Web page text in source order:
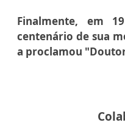
Finalmente, em
centenário de sua
a proclamou